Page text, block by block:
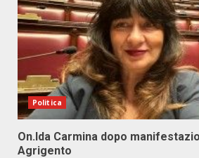
Politica
On.Ida Carmina dopo
Agrigento